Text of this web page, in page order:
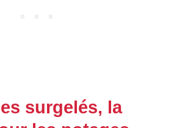
surgelés, la